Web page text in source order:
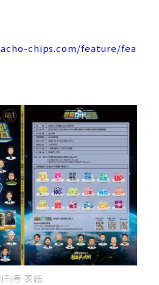
chips.com/feature/fea
刊号 表紙